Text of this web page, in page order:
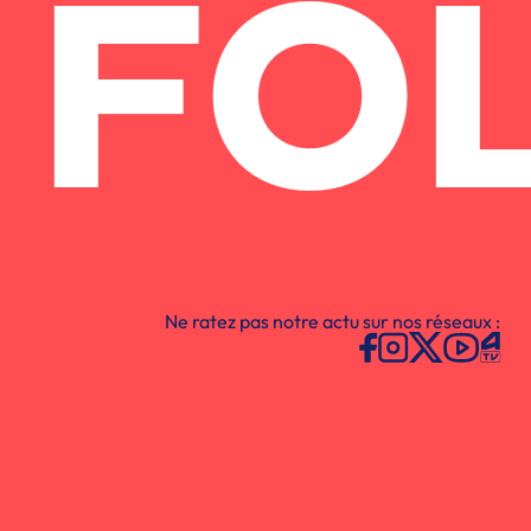
Ne ratez pas notre actu sur nos réseaux :